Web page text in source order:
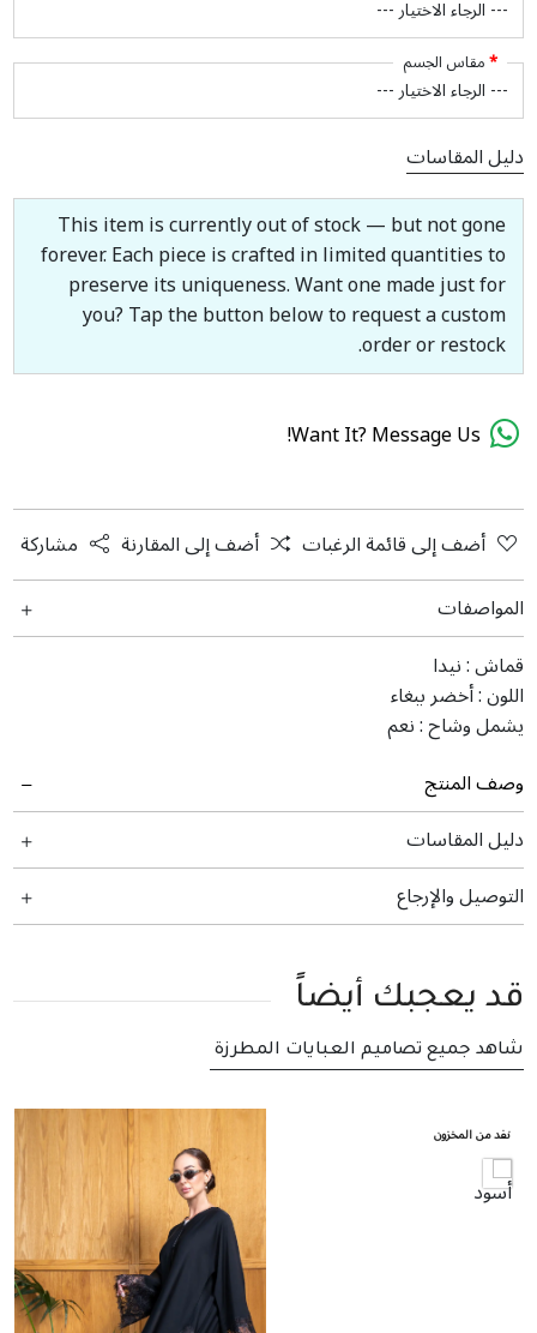
مقاس الجسم
دليل المقاسات
This item is currently out of stock — but not gone
forever. Each piece is crafted in limited quantities to
preserve its uniqueness. Want one made just for
you? Tap the button below to request a custom
order or restock.
Want It? Message Us!
أضف إلى قائمة الرغبات أضف إلى المقارنة
مشاركة
المواصفات
قماش :نیدا
اللون :أخضر ببغاء
يشمل وشاح :نعم
وصف المنتج
دليل المقاسات
التوصيل والإرجاع
قد يعجبك أيضاً
شاهد جميع تصاميم العبايات المطرزة
نفد من المخزون